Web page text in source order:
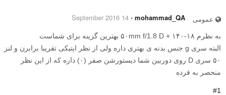
عمومی mohammad_QA
⋅
14 September 2016
به نظرم ۱۸-۱۴۰ + ۵۰mm f/1.8 D بهترین گزینه برای شماست
البته سری g جنس بدنه ی بهتری داره ولی از نظر اپتیکی تقریبا برابرن و لنز
۵۰ سری D روی دوربین شما دیستورشن صفر (۰) داره که از این نظر
منحصر به فرده
#1